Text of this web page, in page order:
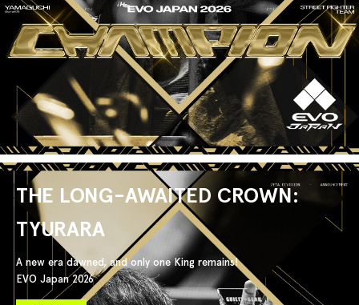
THE LONG-AWAITED CROWN:
TYURARA
A new era dawned, and only one King remains!
EVO Japan 2026